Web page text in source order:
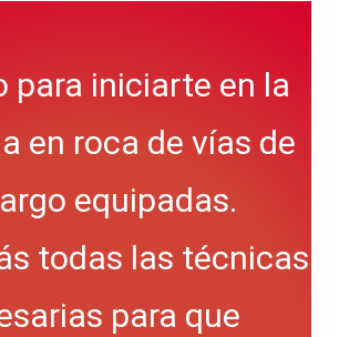
para iniciarte en la
en roca de vías de
equipadas.
todas las técnicas
para que